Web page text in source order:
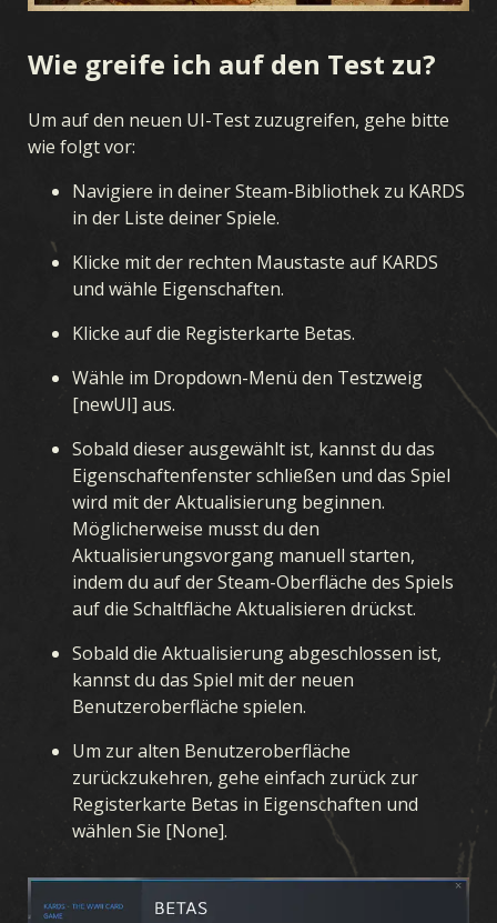
Wie greife ich auf den Test zu?
Um auf den neuen UI-Test zuzugreifen, gehe bitte
wie folgt vor:
Navigiere in deiner Steam-Bibliothek zu KARDS
in der Liste deiner Spiele.
Klicke mit der rechten Maustaste auf KARDS
und wähle Eigenschaften.
Klicke auf die Registerkarte Betas.
Wähle im Dropdown-Menü den Testzweig
[newUI] aus.
Sobald dieser ausgewählt ist, kannst du das
Eigenschaftenfenster schließen und das Spiel
wird mit der Aktualisierung beginnen.
Möglicherweise musst du den
Aktualisierungsvorgang manuell starten,
indem du auf der Steam-Oberfläche des Spiels
auf die Schaltfläche Aktualisieren drückst.
Sobald die Aktualisierung abgeschlossen ist,
kannst du das Spiel mit der neuen
Benutzeroberfläche spielen.
Um zur alten Benutzeroberfläche
zurückzukehren, gehe einfach zurück zur
Registerkarte Betas in Eigenschaften und
wählen Sie [None].SPIEL
WAS IST KARDS WIE MAN SPIELT SHOP
NATIONEN